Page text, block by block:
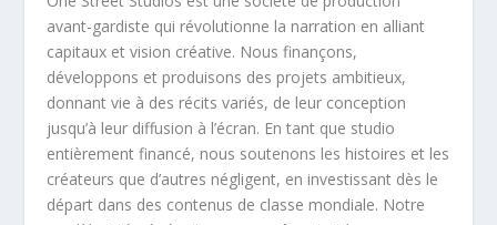
avant-gardiste qui révolutionne la narration en alliant
capitaux et vision créative. Nous finançons,
développons et produisons des projets ambitieux,
donnant vie à des récits variés, de leur conception
jusqu’à leur diffusion à l’écran. En tant que studio
entièrement financé, nous soutenons les histoires et les
créateurs que d’autres négligent, en investissant dès le
départ dans des contenus de classe mondiale. Notre